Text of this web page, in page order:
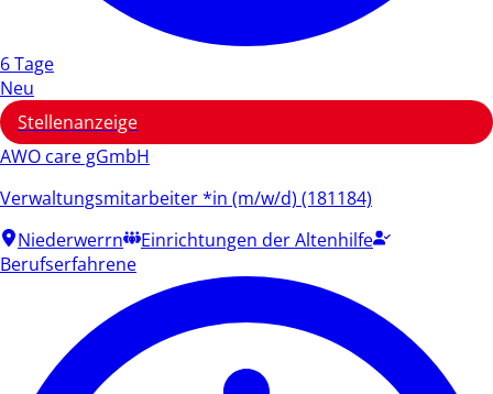
6 Tage
Neu
Stellenanzeige
AWO care gGmbH
Verwaltungsmitarbeiter *in (m/w/d) (181184)
Niederwerrn
Einrichtungen der Altenhilfe
Berufserfahrene